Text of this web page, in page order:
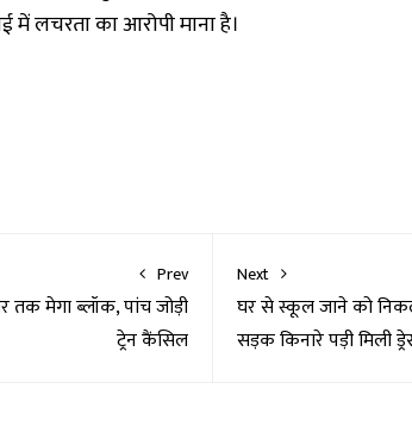
में लचरता का आरोपी माना है।
Prev
तक मेगा ब्लॉक, पांच जोड़ी
ट्रेन कैंसिल
Next
घर से स्कूल जाने को
सड़क किनारे पड़ी मिली